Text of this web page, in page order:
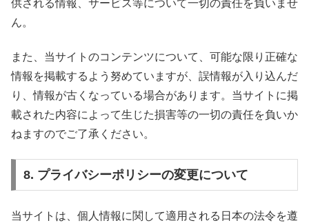
供される情報、サービス等について一切の責任を負いませ
ん。
また、当サイトのコンテンツについて、可能な限り正確な
情報を掲載するよう努めていますが、誤情報が入り込んだ
り、情報が古くなっている場合があります。当サイトに掲
載された内容によって生じた損害等の一切の責任を負いか
ねますのでご了承ください。
8. プライバシーポリシーの変更について
当サイトは、個人情報に関して適用される日本の法令を遵